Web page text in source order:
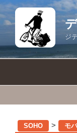
コ
ン
ジ
SOHO > モ